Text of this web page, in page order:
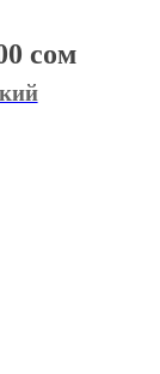
сом